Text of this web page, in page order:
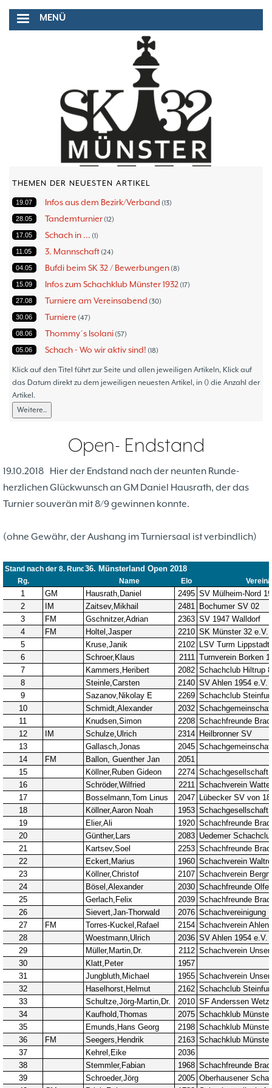
Inhalt
MENÜ
THEMEN DER NEUESTEN ARTIKEL
19.07 Infos aus dem Bezirk/Verband 13
28.05 Tandemturnier 12
17.05 Schach in ... 1
11.05 3. Mannschaft 24
04.05 Bufdi beim SK 32 / Bewerbungen 8
15.09 Infos zum Schachklub Münster 1932 17
27.08 Turniere am Vereinsabend 30
30.06 Turniere 47
08.06 Thommy´s Isolani 57
05.06 Schach - Wo wir aktiv sind! 18
11.05 Bezirksturniere 1
05.05 Frauenmannschaft 6
09.10
Jugendmannschaften
Landesebene 10
19.01 Jubiläums-Turniere 2
21.12
21.12
Kinder und Jugendliche - Schachjugend
Münster
18
20.09
2. Mannschaft
10
24.02 1. Mannschaft 37
29.07 Mannschaften 4
13.05 Stadtmeisterschaften 10
07.03 Ehrenamtliche Helfer 17
27.02 Social Media 4
09.02 SK 32 in der Presse 3
06.01 Neujahrsblitzturnier 4
15.05
07.11
Wer wir sind- Vorstellung unserer
Mitglieder
1
19.10
37. Münsterland Open 2019
23
7. Mannschaft 1
17.03 4. Mannschaft 1
11.03 Bezirksebene 10
01.01
Mitgliedsbeiträge und
Kontoverbindung
1
06.12
Deutsche Ebene
3
20.10 36. Münsterland Open 2018 30
20.08
Satzung des Schachklubs Münster 1932
1
06.01
4er Pokal
4
05.11 Challengers 2017
9
05.11 35. Münsterland Open 2017 12
16.09 Schach mit Flüchtlingen 2
Klick auf den Titel führt zur Seite und allen jeweiligen Artikeln, Klick auf
das Datum direkt zu dem jeweiligen neuesten Artikel, in () die Anzahl der
Artikel.
Weitere..
Open- Endstand
19.10.2018
Hier der Endstand nach der neunten Runde-
herzlichen Glückwunsch an GM Daniel Hausrath, der das
Turnier souverän mit 8/9 gewinnen konnte.
(ohne Gewähr, der Aushang im Turniersaal ist verbindlich)